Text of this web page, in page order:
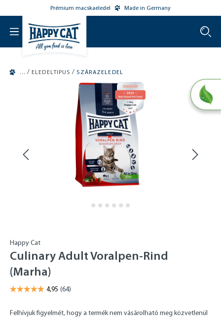
Prémium macskaeledel Made in Germany
/ ELEDELTIPUS / SZÁRAZELEDEL
Happy Cat
Culinary Adult Voralpen-Rind
(Marha)
Felhívjuk figyelmét, hogy a termék nem vásárolható meg közvetlenül